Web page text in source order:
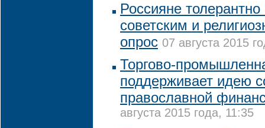
Россияне толерантно
советским и
опрос 07 августа 2015
Торгово-
поддерживает идею
православной
августа 2015 года, 11:35